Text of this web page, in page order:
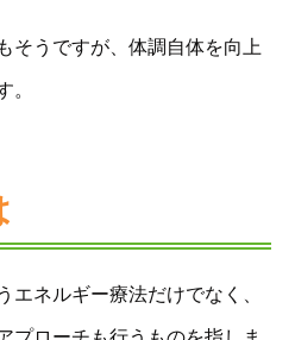
そうですが、体調自体を向上
。
エネルギー療法だけでなく、